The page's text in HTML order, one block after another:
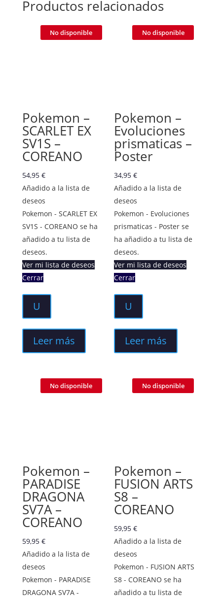
Productos relacionados
Pokemon –
SCARLET EX
SV1S –
COREANO
54,95 €
Añadido a la lista de
deseos
Pokemon - SCARLET EX
SV1S - COREANO se ha
añadido a tu lista de
deseos.
Ver mi lista de deseos
Cerrar
U
Leer más
No disponible
Pokemon –
Evoluciones
prismaticas –
Poster
34,95€
Añadido a la lista de
deseos
Pokemon - Evoluciones
prismaticas - Poster se
ha añadido a tu lista de
deseos.
Ver mi lista de deseos
Cerrar
U
Leer más
No disponible
Pokemon –
PARADISE
DRAGONA
SV7A –
COREANO
59,95 €
Añadido a la lista de
deseos
Pokemon - PARADISE
DRAGONA SV7A -
No disponible
Pokemon –
FUSION ARTS
S8 –
COREANO
59,95€
Añadido a la lista de
deseos
Pokemon - FUSION ARTS
S8 - COREANO se ha
añadido a tu lista de
No disponible